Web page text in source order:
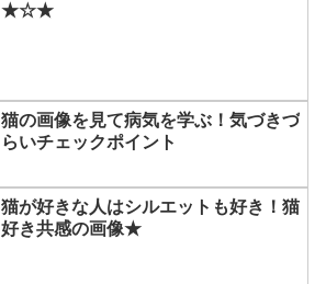
★☆★
猫の画像を見て病気を学ぶ！気づきづ
らいチェックポイント
猫が好きな人はシルエットも好き！猫
好き共感の画像★